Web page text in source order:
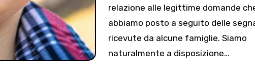
relazione alle legittime domande
abbiamo posto a seguito delle
ricevute da alcune famiglie. Siamo
naturalmente a disposizione…